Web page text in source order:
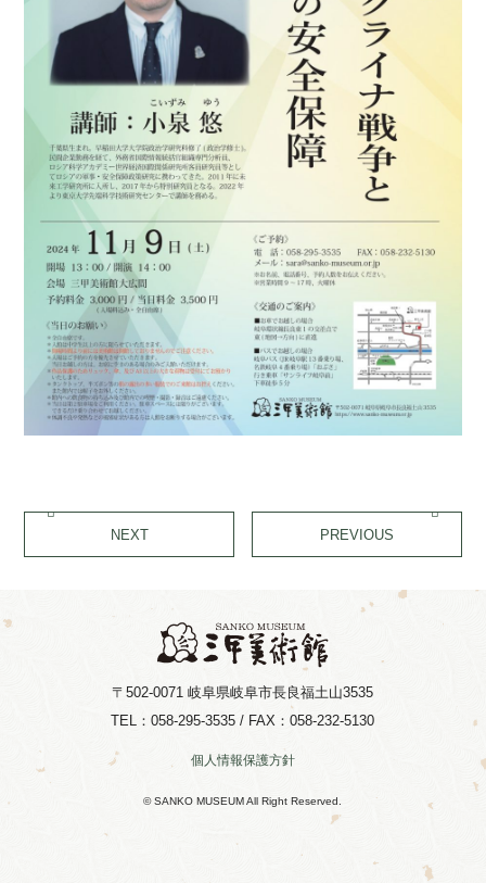
NEXT PREVIOUS
〒502-0071岐阜県岐阜市長良福土山3535
TEL：058-295-3535 / FAX：058-232-5130
個人情報保護方針
© SANKO MUSEUM All Right Reserved.